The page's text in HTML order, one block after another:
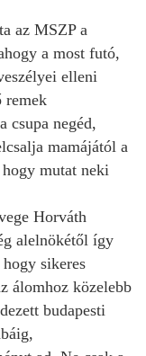
az MSZP a
a most futó,
elleni
remek
csupa negéd,
mamájától a
mutat neki
Horváth
alelnökétől így
sikeres
álomhoz közelebb
budapesti